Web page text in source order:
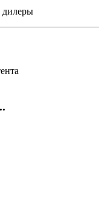
дилеры